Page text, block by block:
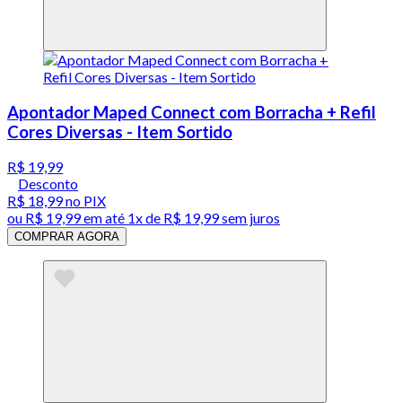
Apontador Maped Connect com Borracha + Refil
Cores Diversas - Item Sortido
R$ 19,99
Desconto
R$ 18,99no PIX
ou R$ 19,99em até 1x de R$ 19,99sem juros
COMPRAR AGORA